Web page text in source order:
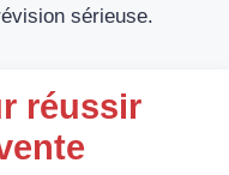
sérieuse.
réussir